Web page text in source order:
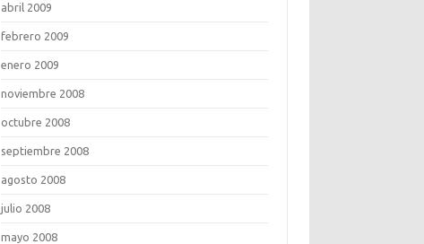
abril 2009
febrero 2009
enero 2009
noviembre 2008
octubre 2008
septiembre 2008
agosto 2008
julio 2008
mayo 2008